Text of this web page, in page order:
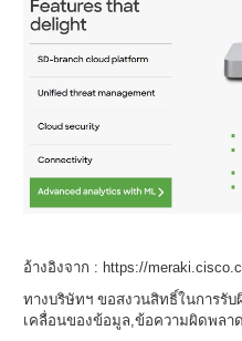
อ้างอิงจาก : https://
ทางบริษัทฯ ขอสงวนสิทธิ์ในการรั
เคลื่อนของข้อมูล,ข้อความผิดพลา